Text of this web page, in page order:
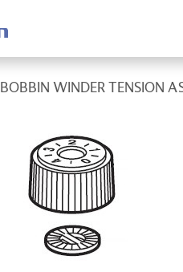
BOBBIN WINDER TENSION